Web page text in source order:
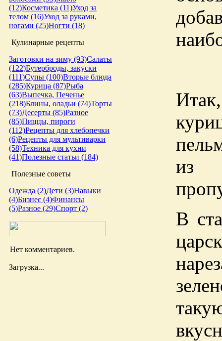
(12)Косметика (11)Уход за
телом (16)Уход за руками,
ногами (25)Ногти (18)
Кулинарные рецепты
Заготовки на зиму (93)Салаты
(122)Бутерброды, закуски
(111)Супы (100)Вторые блюда
(285)Курица (87)Рыба
(63)Выпечка, Печенье
(218)Блины, оладьи (74)Торты
(73)Десерты (85)Разное
(85)Пиццы, пироги
(112)Рецепты для хлебопечки
(6)Рецепты для мультиварки
(58)Техника для кухни
(41)Полезные статьи (184)
Полезные советы
Одежда (2)Дети (3)Навыки
(4)Бизнес (4)Финансы
(5)Разное (29)Спорт (2)
Нет комментариев.
Загрузка...
из
В